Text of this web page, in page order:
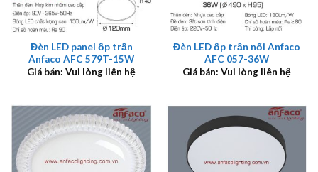
Đèn LED panel ốp trần
Anfaco AFC 579T-15W
Giá bán: Vui lòng liên hệ
Đèn LED ốp trần nổi Anfaco
AFC 057-36W
Giá bán: Vui lòng liên hệ